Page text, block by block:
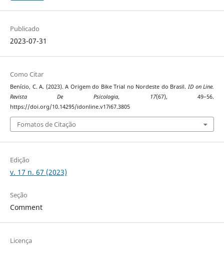
Publicado
2023-07-31
Como Citar
Benício, C. A. (2023). A Origem do Bike Trial no Nordeste do Brasil. ID on Line.
Revista De Psicologia, 17(67), 49–56.
https://doi.org/10.14295/idonline.v17i67.3805
Fomatos de Citação
Edição
v. 17 n. 67 (2023)
Seção
Comment
Licença